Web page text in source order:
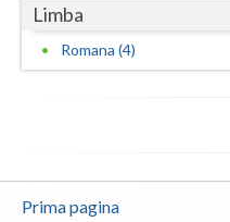
Limba
Romana (4)
Prima pagina